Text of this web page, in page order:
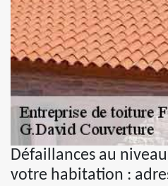
Défaillances au
votre habitation :